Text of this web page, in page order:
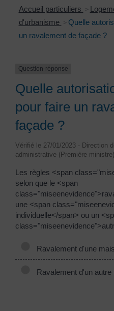
Accueil particuliers >
d'urbanisme > Quelle
un ravalement de façade ?
Question-réponse
Quelle
pour faire un
façade ?
Vérifié le 27/01/2023 - Direction
administrative (Première ministre)
Les règles <span
selon que le <span
une <span
individuelle</span> ou un
Ravalement d'une
Ravalement d'un